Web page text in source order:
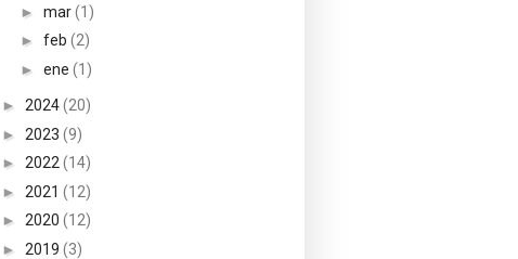
► mar(1)
► feb (2)
► ene (1)
► 2024(20)
► 2023 (9)
► 2022(14)
► 2021 (12)
► 2020 (12)
► 2019 (3)